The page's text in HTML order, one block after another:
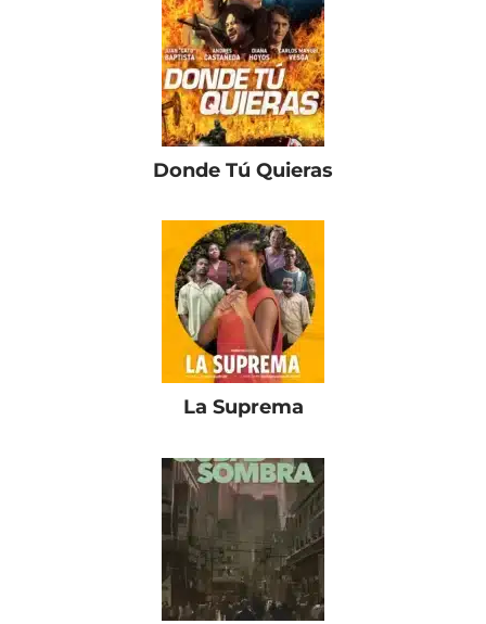
Donde Tú Quieras
La Suprema